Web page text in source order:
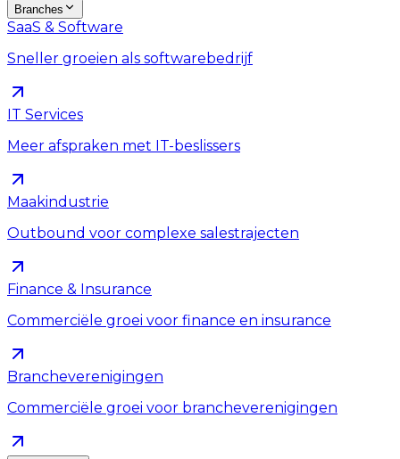
Branches
SaaS & Software
Sneller groeien als softwarebedrijf
IT Services
Meer afspraken met IT-beslissers
Maakindustrie
Outbound voor complexe salestrajecten
Finance & Insurance
Commerciële groei voor finance en insurance
Brancheverenigingen
Commerciële groei voor brancheverenigingen